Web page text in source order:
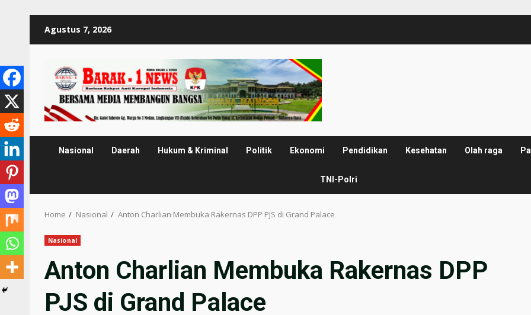
Agustus 7, 2026
Nasional Daerah Hukum & Kriminal Politik Ekonomi Pendidikan Kesehatan Olah raga
TNI-Polri
Home Nasional Anton Charlian Membuka Rakernas DPP PJS di Grand Palace
Nasional
Anton Charlian Membuka Rakernas DPP
PJS di Grand Palace